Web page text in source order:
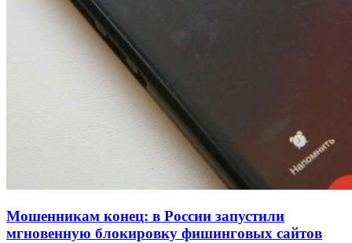
Волгоградские компании нарастили экспорт:
заключены контракты на 3,6 млн долларов
Мошенникам конец: в России запустили
мгновенную блокировку фишинговых сайтов